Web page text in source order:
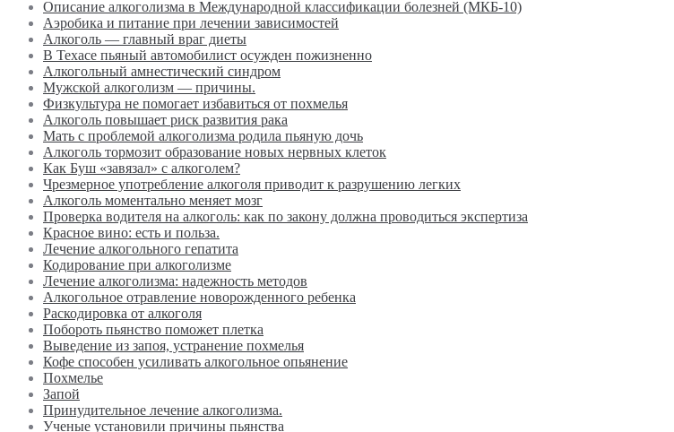
Описание алкоголизма в Международной классификации болезней (МКБ-10)
Аэробика и питание при лечении зависимостей
Алкоголь — главный враг диеты
В Техасе пьяный автомобилист осужден пожизненно
Алкогольный амнестический синдром
Мужской алкоголизм — причины.
Физкультура не помогает избавиться от похмелья
Алкоголь повышает риск развития рака
Мать с проблемой алкоголизма родила пьяную дочь
Алкоголь тормозит образование новых нервных клеток
Как Буш «завязал» с алкоголем?
Чрезмерное употребление алкоголя приводит к разрушению легких
Алкоголь моментально меняет мозг
Проверка водителя на алкоголь: как по закону должна проводиться экспертиза
Красное вино: есть и польза.
Лечение алкогольного гепатита
Кодирование при алкоголизме
Лечение алкоголизма: надежность методов
Алкогольное отравление новорожденного ребенка
Раскодировка от алкоголя
Побороть пьянство поможет плетка
Выведение из запоя, устранение похмелья
Кофе способен усиливать алкогольное опьянение
Похмелье
Запой
Принудительное лечение алкоголизма.
Ученые установили причины пьянства